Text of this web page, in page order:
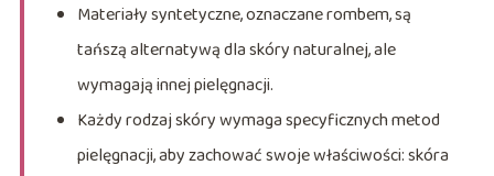
Materiały syntetyczne, oznaczane rombem, są
tańszą alternatywą dla skóry naturalnej, ale
wymagają innej pielęgnacji.
Każdy rodzaj skóry wymaga specyficznych metod
pielęgnacji, aby zachować swoje właściwości: skóra